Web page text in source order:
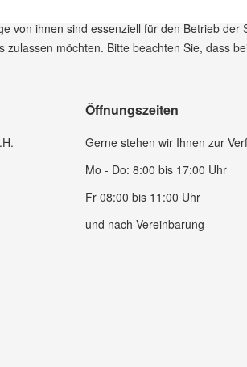
Öffnungszeiten
Gerne stehen wir Ihnen zur
Mo - Do: 8:00 bis 17:00 Uhr
Fr 08:00 bis 11:00 Uhr
und nach Vereinbarung
von ihnen sind essenziell für den Betrieb
möchten. Bitte beachten Sie, dass